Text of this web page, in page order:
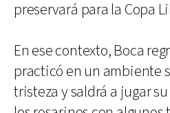
preservará para la Copa
En ese contexto, Boca
practicó en un ambiente
tristeza y saldrá a jugar